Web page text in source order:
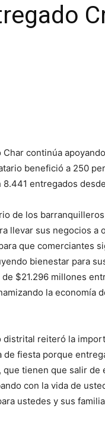
continúa
benefició a 250
entregados
de los
llevar sus negocios a
que comerciantes
bienestar para
$21.296 millones
la economía
reiteró la
de fiesta porque
tienen que salir de
con la vida de
ustedes y sus